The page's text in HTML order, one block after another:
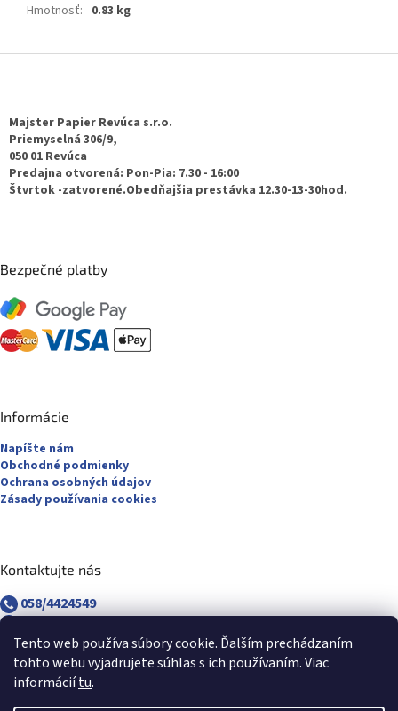
Tento web používa súbory cookie. Ďalším prechádzaním
tohto webu vyjadrujete súhlas s ich používaním. Viac
informáciítu.
Hmotnosť: 0.83 kg
Majster Papier Revúca s.r.o.
Priemyselná 306/9,
050 01 Revúca
Predajna otvorená: Pon-Pia: 7.30 - 16:00
Štvrtok -zatvorené.Obedňajšia prestávka 12.30-13-30hod.
Bezpečné platby
Informácie
Napíšte nám
Obchodné podmienky
Ochrana osobných údajov
Zásady používania cookies
Kontaktujte nás
058/4424549
058/4882830
revuca@majsterpapier.sk